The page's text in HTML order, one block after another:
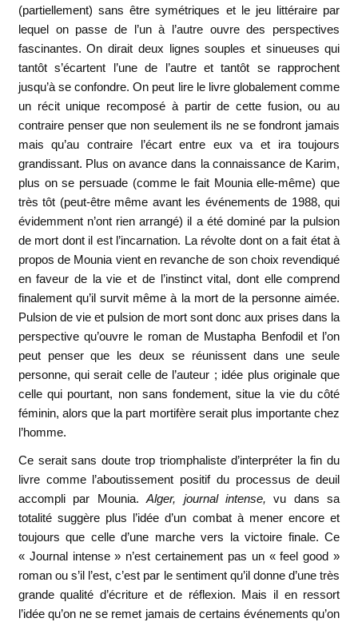
(partiellement) sans être symétriques et le jeu littéraire par
lequel on passe de l’un à l’autre ouvre des perspectives
fascinantes. On dirait deux lignes souples et sinueuses qui
tantôt s’écartent l’une de l’autre et tantôt se rapprochent
jusqu’à se confondre. On peut lire le livre globalement comme
un récit unique recomposé à partir de cette fusion, ou au
contraire penser que non seulement ils ne se fondront jamais
mais qu’au contraire l’écart entre eux va et ira toujours
grandissant. Plus on avance dans la connaissance de Karim,
plus on se persuade (comme le fait Mounia elle-même) que
très tôt (peut-être même avant les événements de 1988, qui
évidemment n’ont rien arrangé) il a été dominé par la pulsion
de mort dont il est l’incarnation. La révolte dont on a fait état à
propos de Mounia vient en revanche de son choix revendiqué
en faveur de la vie et de l’instinct vital, dont elle comprend
finalement qu’il survit même à la mort de la personne aimée.
Pulsion de vie et pulsion de mort sont donc aux prises dans la
perspective qu’ouvre le roman de Mustapha Benfodil et l’on
peut penser que les deux se réunissent dans une seule
personne, qui serait celle de l’auteur ; idée plus originale que
celle qui pourtant, non sans fondement, situe la vie du côté
féminin, alors que la part mortifère serait plus importante chez
l’homme.
Ce serait sans doute trop triomphaliste d’interpréter la fin du
livre comme l’aboutissement positif du processus de deuil
accompli par Mounia.Alger, journal intense,vu dans sa
totalité suggère plus l’idée d’un combat à mener encore et
toujours que celle d’une marche vers la victoire finale. Ce
« Journal intense » n’est certainement pas un « feel good »
roman ou s’il l’est, c’est par le sentiment qu’il donne d’une très
grande qualité d’écriture et de réflexion. Mais il en ressort
l’idée qu’on ne se remet jamais de certains événements qu’on